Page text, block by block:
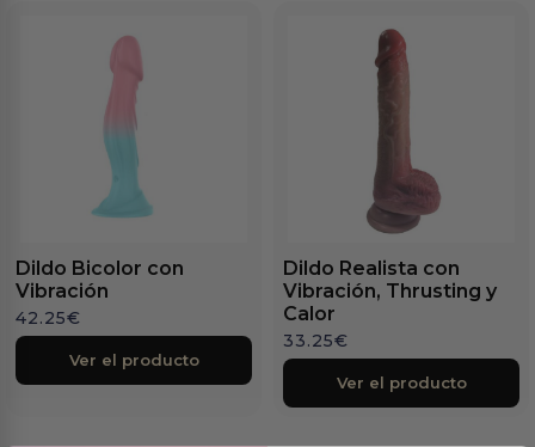
Dildo Bicolor con
Vibración
42.25€
Ver el producto
Dildo Realista con
Vibración, Thrusting y
Calor
33.25€
Ver el producto